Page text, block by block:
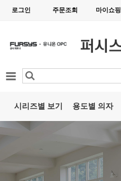
로그인 주문조회 마이쇼핑
카테고리
시리즈별 보기 용도별 의자